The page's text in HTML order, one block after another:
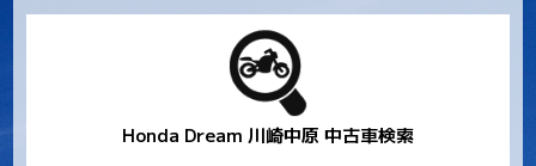
Honda Dream 川崎中原 中古車検索